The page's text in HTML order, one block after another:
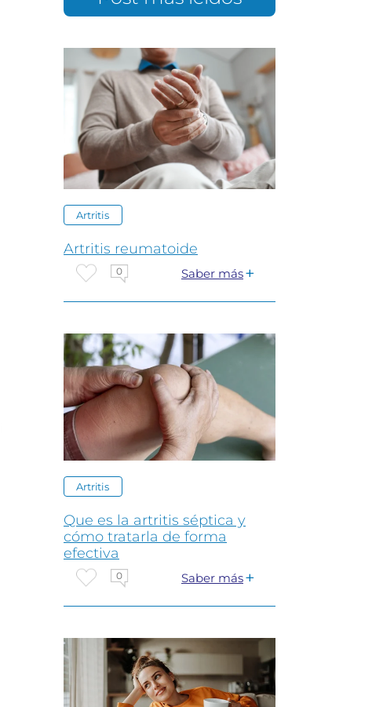
Artritis
Artritis reumatoide
0 Saber más
Artritis
Que es la artritis séptica y
cómo tratarla de forma
efectiva
0 Saber más